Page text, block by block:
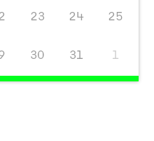
23 24 25
30 31 1